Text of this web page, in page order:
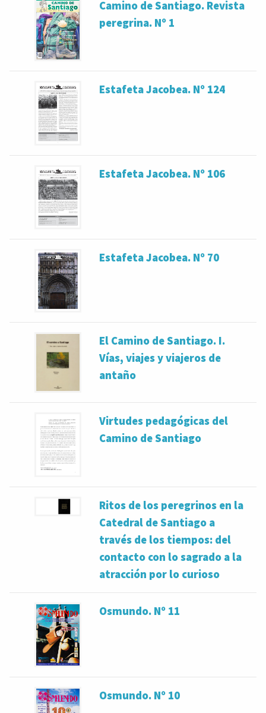
Camino de Santiago. Revista
peregrina. Nº 1
Estafeta Jacobea. Nº 124
Estafeta Jacobea. Nº 106
Estafeta Jacobea. Nº 70
El Camino de Santiago. I.
Vías, viajes y viajeros de
antaño
Virtudes pedagógicas del
Camino de Santiago
Ritos de los peregrinos en la
Catedral de Santiago a
través de los tiempos: del
contacto con lo sagrado a la
atracción por lo curioso
Osmundo. Nº 11
Osmundo. Nº 10